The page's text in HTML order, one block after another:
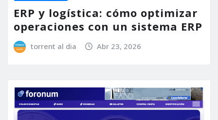
ERP y logística: cómo optimizar
operaciones con un sistema ERP
torrent al dia Abr 23, 2026